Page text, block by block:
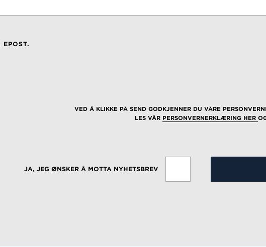
VED Å KLIKKE PÅ SEND GODKJENNER DU VÅRE
LES VÅR PERSONVERNERKLÆRING HER
JA, JEG ØNSKER Å MOTTA NYHETSBREV